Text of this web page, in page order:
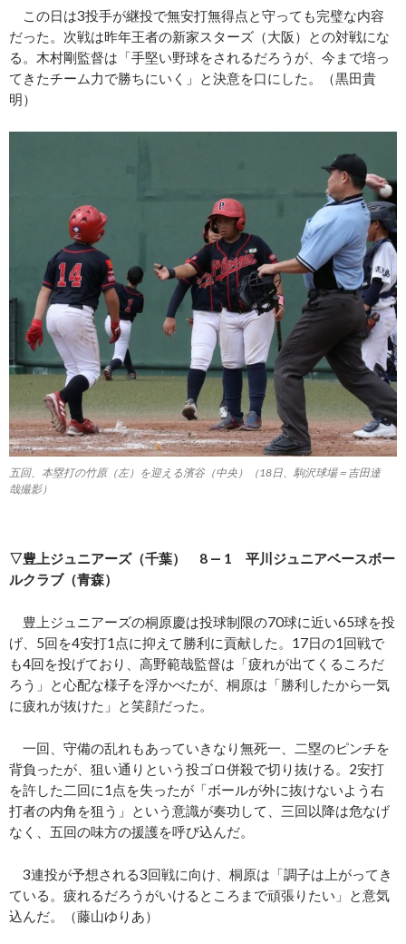
この日は3投手が継投で無安打無得点と守っても完璧な内容
だった。次戦は昨年王者の新家スターズ（大阪）との対戦にな
る。木村剛監督は「手堅い野球をされるだろうが、今まで培っ
てきたチーム力で勝ちにいく」と決意を口にした。（黒田貴
明）
五回、本塁打の竹原（左）を迎える濱谷（中央）（18日、駒沢球場＝吉田達
哉撮影）
▽豊上ジュニアーズ（千葉） 8 ― 1 平川ジュニアベースボー
ルクラブ（青森）
豊上ジュニアーズの桐原慶は投球制限の70球に近い65球を投
げ、5回を4安打1点に抑えて勝利に貢献した。17日の1回戦で
も4回を投げており、高野範哉監督は「疲れが出てくるころだ
ろう」と心配な様子を浮かべたが、桐原は「勝利したから一気
に疲れが抜けた」と笑顔だった。
一回、守備の乱れもあっていきなり無死一、二塁のピンチを
背負ったが、狙い通りという投ゴロ併殺で切り抜ける。2安打
を許した二回に1点を失ったが「ボールが外に抜けないよう右
打者の内角を狙う」という意識が奏功して、三回以降は危なげ
なく、五回の味方の援護を呼び込んだ。
3連投が予想される3回戦に向け、桐原は「調子は上がってき
ている。疲れるだろうがいけるところまで頑張りたい」と意気
込んだ。（藤山ゆりあ）